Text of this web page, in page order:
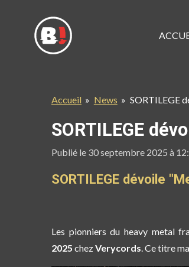
contenu
Accueil » News » SORTILEGE
SORTILEGE
Publié le 30 septembre 2025 à
SORTILEGE dévoile
Les pionniers du heavy metal
2025 chezVerycords. Ce titre